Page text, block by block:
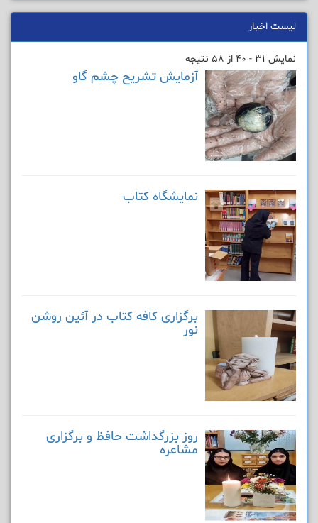
لیست اخبار
نمایش 31 - 40 از 58 نتیجه
آزمایش تشریح چشم گاو
نمایشگاه کتاب
برگزاری کافه کتاب در آئین روشن
نور
روز بزرگداشت حافظ و برگزاری
مشاعره